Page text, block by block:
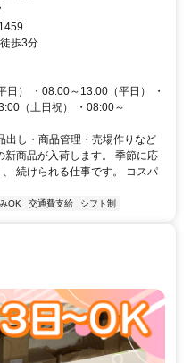
歩3分
） ・08:00～13:00（平日） ・
（土日祝） ・08:00～
出し・商品管理・売場作りなど
新商品が入荷します。 季節に応
続けられる仕事です。 コスパ
OK 交通費支給 シフト制